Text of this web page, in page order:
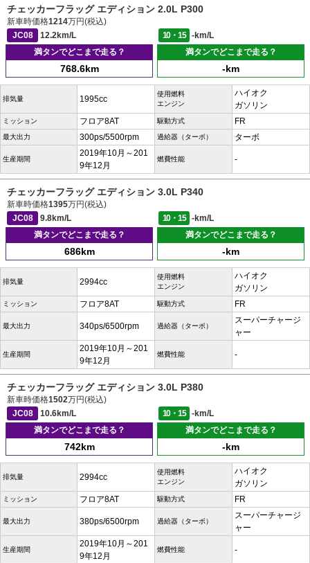
チェッカーフラッグ エディション 2.0L P300
新車時価格1214万円(税込)
JC08
12.2km/L 10・15
-km/L
満タンでどこまで走る？
768.6km
満タンでどこまで走る？
-km
排気量 1995cc
使用燃料
エンジン
ハイオク
ガソリン
ミッション フロア8AT 駆動方式 FR
最大出力 300ps/5500rpm 過給器（ターボ） ターボ
生産期間
2019年10月～201
9年12月
燃費性能 -
チェッカーフラッグ エディション 3.0L P340
新車時価格1395万円(税込)
JC08
9.8km/L 10・15
-km/L
満タンでどこまで走る？
686km
満タンでどこまで走る？
-km
排気量 2994cc
使用燃料
エンジン
ハイオク
ガソリン
ミッション フロア8AT 駆動方式 FR
最大出力 340ps/6500rpm 過給器（ターボ）
スーパーチャージ
ャー
生産期間
2019年10月～201
9年12月
燃費性能 -
チェッカーフラッグ エディション 3.0L P380
新車時価格1502万円(税込)
JC08
10.6km/L 10・15
-km/L
満タンでどこまで走る？
742km
満タンでどこまで走る？
-km
排気量 2994cc
使用燃料
エンジン
ハイオク
ガソリン
ミッション フロア8AT 駆動方式 FR
最大出力 380ps/6500rpm 過給器（ターボ）
スーパーチャージ
ャー
生産期間
2019年10月～201
9年12月
燃費性能 -